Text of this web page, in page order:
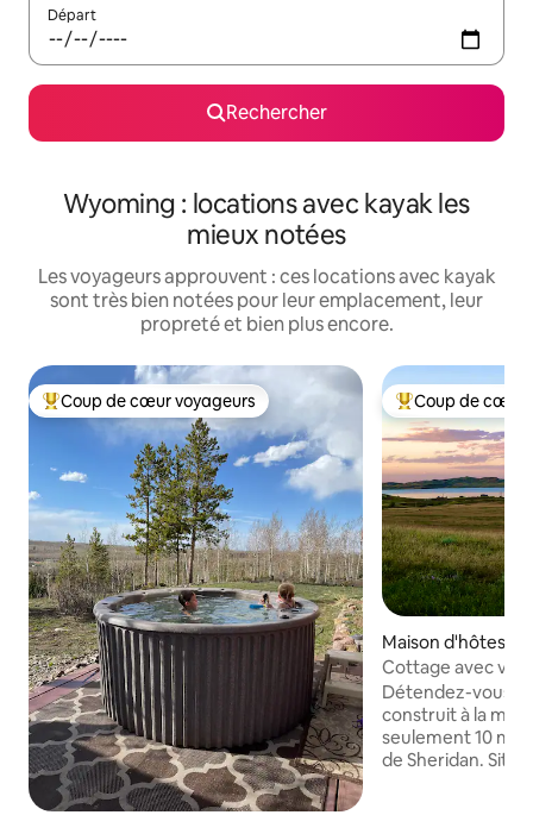
Départ
Rechercher
Wyoming : locations avec kayak les
mieux notées
Les voyageurs approuvent : ces locations avec kayak
sont très bien notées pour leur emplacement, leur
propreté et bien plus encore.
Coups de cœur voyageurs les plus appréciés
Coup de cœur voyageurs Coups de cœur
Coup de cœur
Maison d'hôtes ⋅
Cottage avec vue
Détendez-vous
construit à la
seulement 10
de Sheridan.